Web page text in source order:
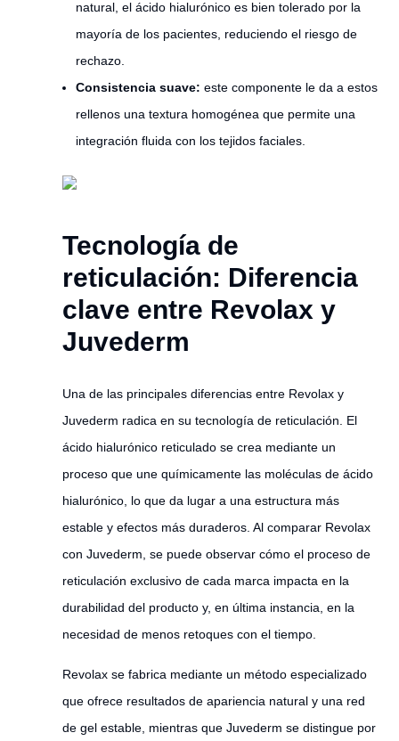
natural, el ácido hialurónico es bien tolerado por la
mayoría de los pacientes, reduciendo el riesgo de
rechazo.
Consistencia suave: este componente le da a estos
rellenos una textura homogénea que permite una
integración fluida con los tejidos faciales.
Tecnología de
reticulación: Diferencia
clave entre Revolax y
Juvederm
Una de las principales diferencias entre Revolax y
Juvederm radica en su tecnología de reticulación. El
ácido hialurónico reticulado se crea mediante un
proceso que une químicamente las moléculas de ácido
hialurónico, lo que da lugar a una estructura más
estable y efectos más duraderos. Al comparar Revolax
con Juvederm, se puede observar cómo el proceso de
reticulación exclusivo de cada marca impacta en la
durabilidad del producto y, en última instancia, en la
necesidad de menos retoques con el tiempo.
Revolax se fabrica mediante un método especializado
que ofrece resultados de apariencia natural y una red
de gel estable, mientras que Juvederm se distingue por